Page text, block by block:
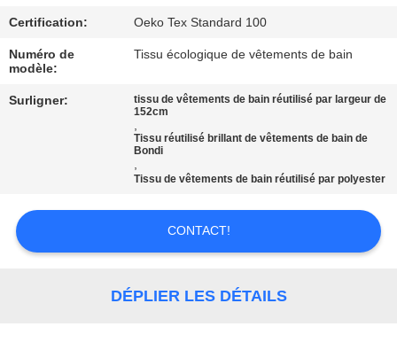
CONTRÔLE
DE
QUALITÉ
CONTACTEZ-
NOUVELLES
Certification: Oeko Tex Standard 100
Numéro de
modèle:
Tissu écologique de vêtements de bain
Surligner:
tissu de vêtements de bain réutilisé par largeur de
152cm
,
Tissu réutilisé brillant de vêtements de bain de
Bondi
,
Tissu de vêtements de bain réutilisé par polyester
CONTACT!
DÉPLIER LES DÉTAILS